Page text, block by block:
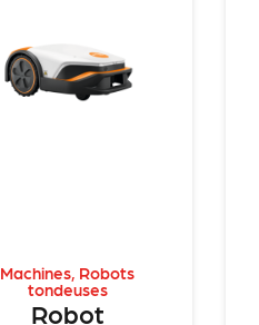
Machines, Robots
tondeuses
Robot